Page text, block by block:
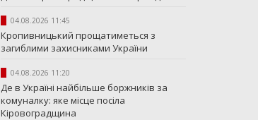
04.08.2026 11:45
Кропивницький прощатиметься з
загиблими захисниками України
04.08.2026 11:20
Де в Україні найбільше боржників за
комуналку: яке місце посіла
Кіровоградщина